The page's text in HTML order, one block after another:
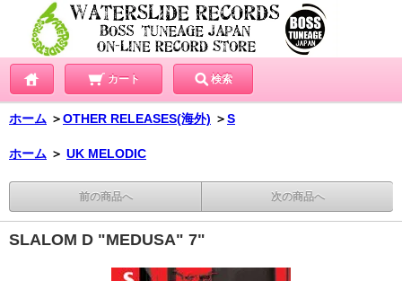
カート 検索
ホーム ＞OTHER RELEASES(海外) ＞S
ホーム ＞ UK MELODIC
前の商品へ 次の商品へ
SLALOM D "MEDUSA" 7"